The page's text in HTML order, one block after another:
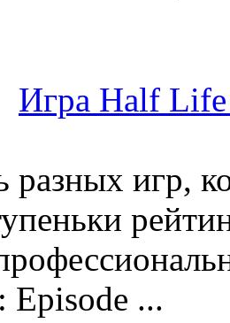
Игра Half
разных игр,
...